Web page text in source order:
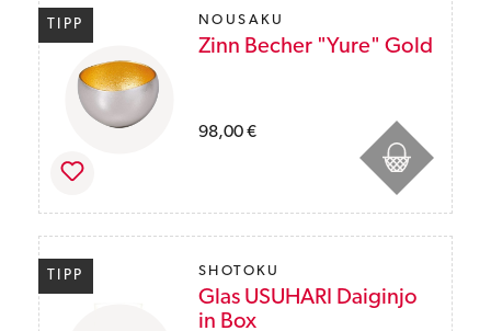
TIPP NOUSAKU
Zinn Becher "Yure" Gold
98,00 €
Preise inkl. MwSt. des Lieferlandes zzgl.
TIPP SHOTOKU
Glas USUHARI Daiginjo
in Box